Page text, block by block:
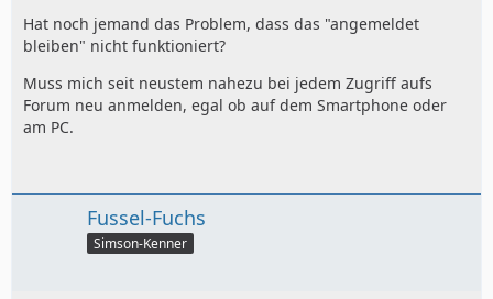
Hat noch jemand das Problem, dass das "angemeldet
bleiben" nicht funktioniert?
Muss mich seit neustem nahezu bei jedem Zugriff aufs
Forum neu anmelden, egal ob auf dem Smartphone oder
am PC.
Fussel-Fuchs
Simson-Kenner